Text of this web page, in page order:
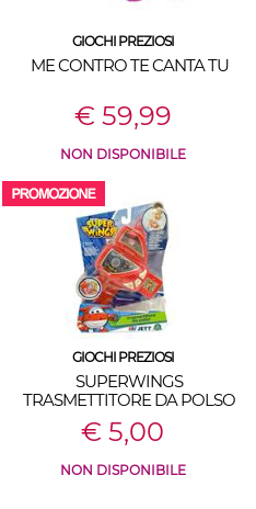
GIOCHI PREZIOSI
ME CONTRO TE CANTA TU
€ 59,99
NON DISPONIBILE
GIOCHI PREZIOSI
SUPERWINGS
TRASMETTITORE DA POLSO
€ 5,00
NON DISPONIBILE